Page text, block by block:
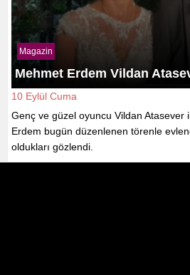
Magazin
Mehmet Erdem Vildan
10 Eylül Cuma
Genç ve güzel oyuncu Vildan Atasever
Erdem bugün düzenlenen törenle
oldukları gözlendi.